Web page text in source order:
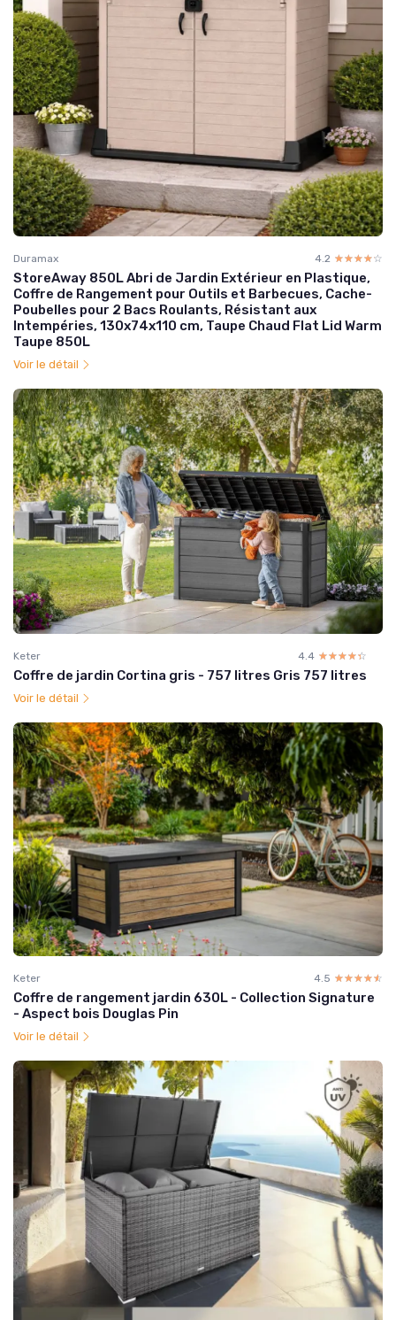
Duramax 4.2 ☆☆☆☆☆
★★★★★
StoreAway 850L Abri de Jardin Extérieur en Plastique,
Coffre de Rangement pour Outils et Barbecues, Cache-
Poubelles pour 2 Bacs Roulants, Résistant aux
Intempéries, 130x74x110 cm, Taupe Chaud Flat Lid Warm
Taupe 850L
Voir le détail
Keter 4.4 ☆☆☆☆☆
★★★★★
Coffre de jardin Cortina gris - 757 litres Gris 757 litres
Voir le détail
Keter 4.5 ☆☆☆☆☆
★★★★★
Coffre de rangement jardin 630L - Collection Signature
- Aspect bois Douglas Pin
Voir le détail